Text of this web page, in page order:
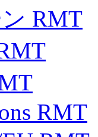
RMT
RMT